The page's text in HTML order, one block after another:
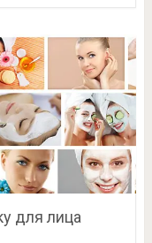
для лица